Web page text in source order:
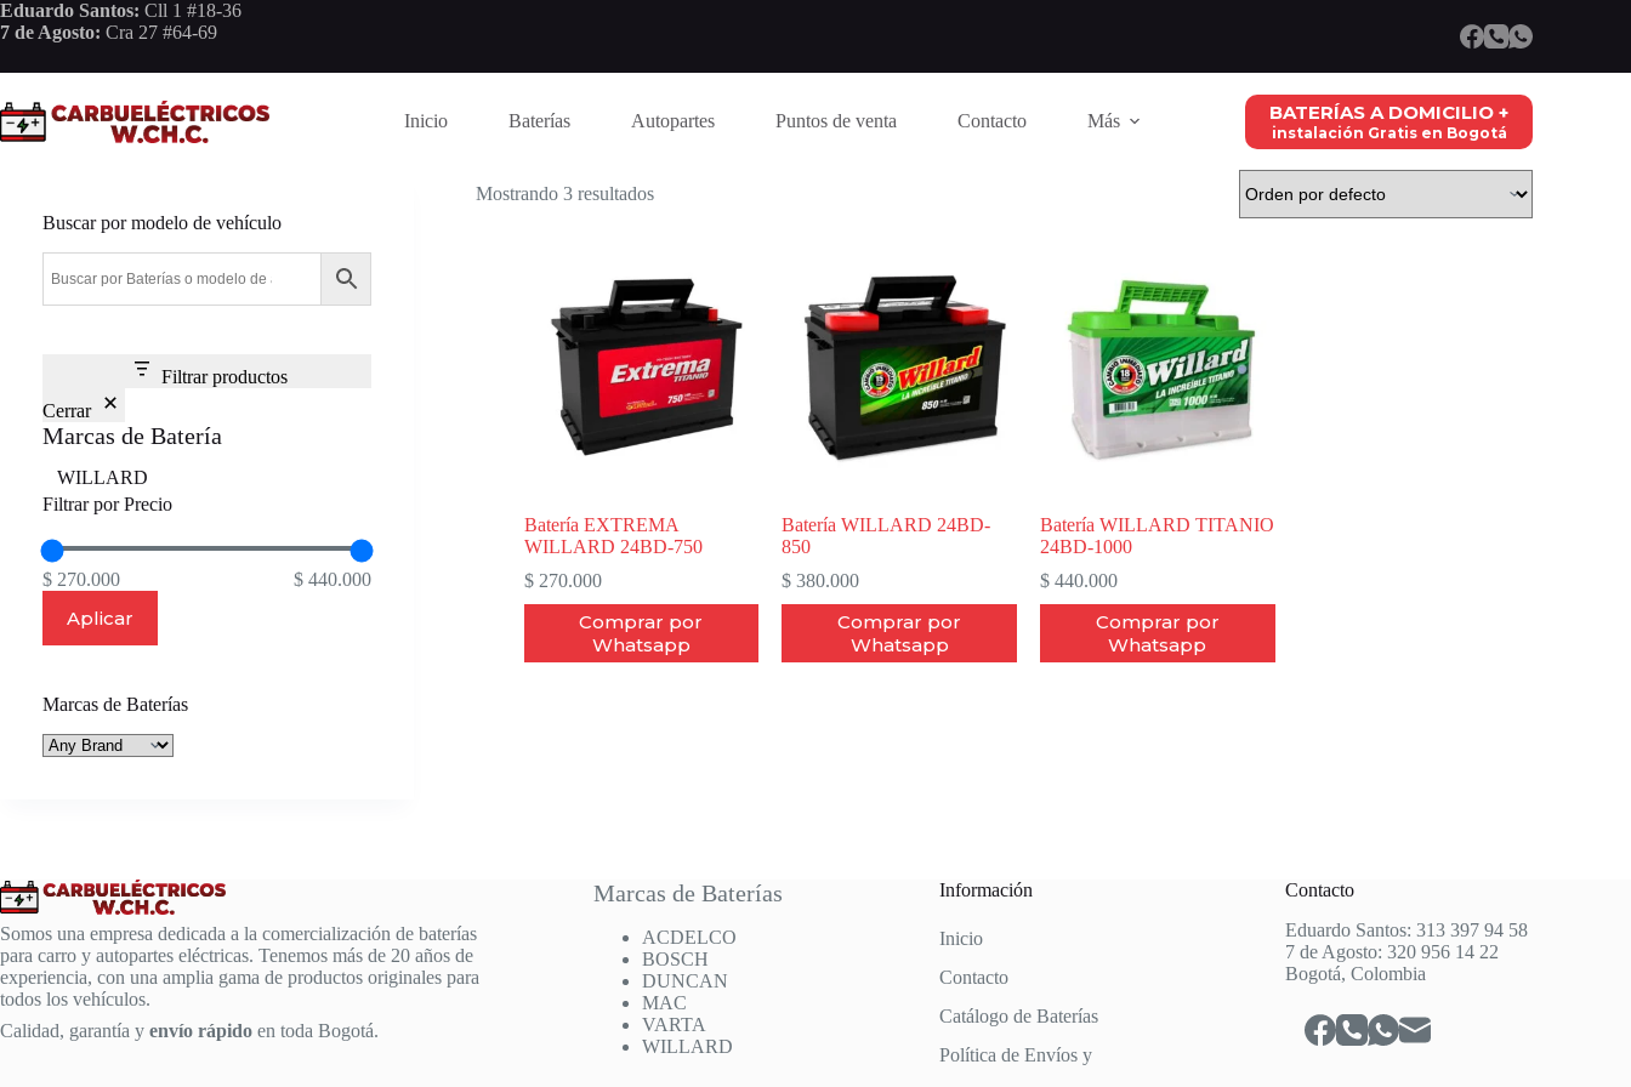
Saltar
al
Eduardo Santos: Cll 1 #18-36
7 de Agosto: Cra 27 #64-69
Inicio Baterías Autopartes Puntos de venta Contacto Más BATERÍAS A DOMICILIO +
instalación Gratis en Bogotá
Mostrando 3 resultados
Batería EXTREMA
WILLARD 24BD-750
$270.000
Comprar por
Whatsapp
Batería WILLARD 24BD-
850
$ 380.000
Comprar por
Whatsapp
Batería WILLARD TITANIO
24BD-1000
$440.000
Comprar por
Whatsapp
Buscar por modelo de vehículo
Filtrar productos
Cerrar
Marcas de Batería
Marca
WILLARD
Filtrar por Precio
$ 270.000 $ 440.000
Aplicar
Marcas de Baterías
Somos una empresa dedicada a la comercialización de baterías
para carro y autopartes eléctricas. Tenemos más de 20 años de
experiencia, con una amplia gama de productos originales para
todos los vehículos.
Calidad, garantía y envío rápido en toda Bogotá.
Marcas de Baterías
ACDELCO
BOSCH
DUNCAN
MAC
VARTA
WILLARD
Información
Inicio
Contacto
Catálogo de Baterías
Política de Envíos y
Contacto
Eduardo Santos: 313 397 94 58
7 de Agosto: 320 956 14 22
Bogotá, Colombia